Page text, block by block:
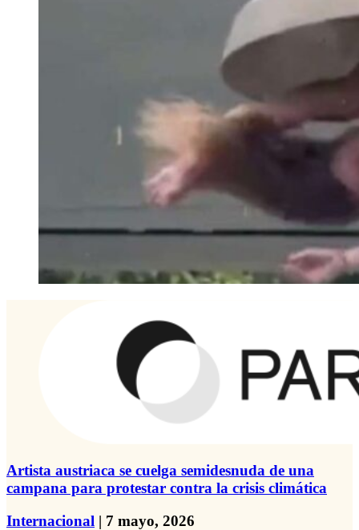
Artista austriaca se cuelga semidesnuda de una
campana para protestar contra la crisis climática
Internacional | 7 mayo, 2026